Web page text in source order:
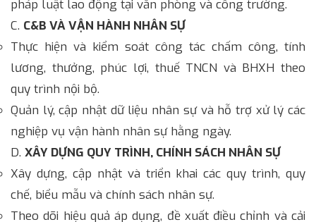
pháp luật lao động tại văn phòng và công trường.
C. C&B VÀ VẬN HÀNH NHÂN SỰ
Thực hiện và kiểm soát công tác chấm công, tính
lương, thưởng, phúc lợi, thuế TNCN và BHXH theo
quy trình nội bộ.
Quản lý, cập nhật dữ liệu nhân sự và hỗ trợ xử lý các
nghiệp vụ vận hành nhân sự hằng ngày.
D. XÂY DỰNG QUY TRÌNH, CHÍNH SÁCH NHÂN SỰ
Xây dựng, cập nhật và triển khai các quy trình, quy
chế, biểu mẫu và chính sách nhân sự.
Theo dõi hiệu quả áp dụng, đề xuất điều chỉnh và cải